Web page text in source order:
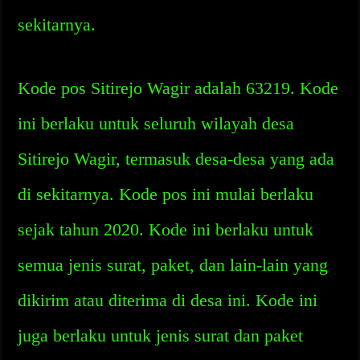
sekitarnya.
Kode pos Sitirejo Wagir adalah 63219. Kode
ini berlaku untuk seluruh wilayah desa
Sitirejo Wagir, termasuk desa-desa yang ada
di sekitarnya. Kode pos ini mulai berlaku
sejak tahun 2020. Kode ini berlaku untuk
semua jenis surat, paket, dan lain-lain yang
dikirim atau diterima di desa ini. Kode ini
juga berlaku untuk jenis surat dan paket